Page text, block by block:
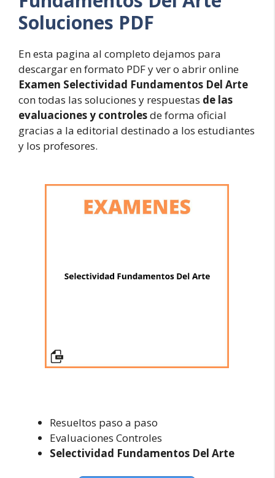
Soluciones PDF
En esta pagina al completo dejamos para
descargar en formato PDF y ver o abrir online
Examen Selectividad Fundamentos Del Arte
con todas las soluciones y respuestas de las
evaluaciones y controlesde forma oficial
gracias a la editorial destinado a los estudiantes
y los profesores.
Resueltos paso a paso
Evaluaciones Controles
Selectividad Fundamentos Del Arte